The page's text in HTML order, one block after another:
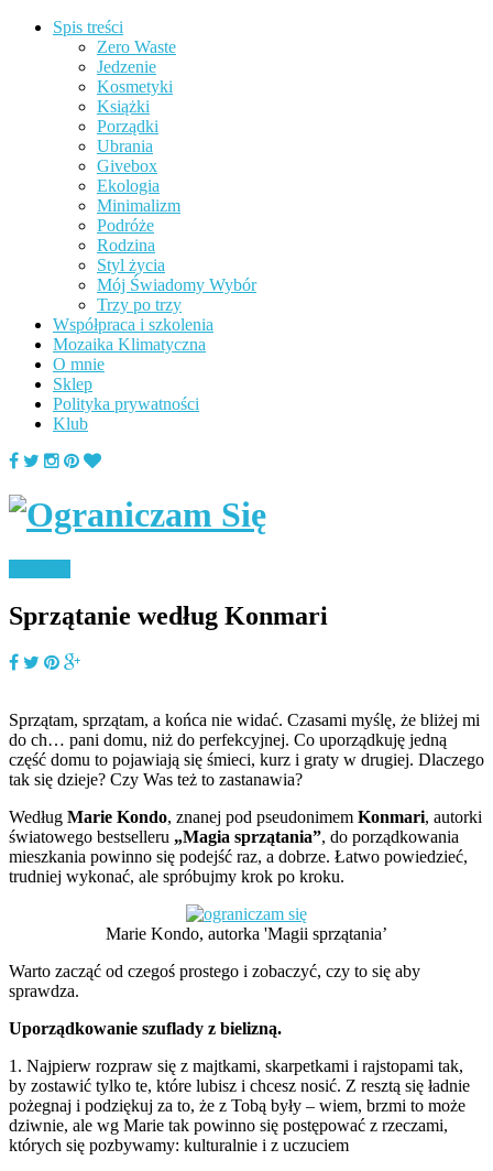
Spis treści
Zero Waste
Jedzenie
Kosmetyki
Książki
Porządki
Ubrania
Givebox
Ekologia
Minimalizm
Podróże
Rodzina
Styl życia
Mój Świadomy Wybór
Trzy po trzy
Współpraca i szkolenia
Mozaika Klimatyczna
O mnie
Sklep
Polityka prywatności
Klub
Sprzątanie według Konmari
Sprzątam, sprzątam, a końca nie widać. Czasami myślę, że bliżej mi
do ch… pani domu, niż do perfekcyjnej. Co uporządkuję jedną
część domu to pojawiają się śmieci, kurz i graty w drugiej. Dlaczego
tak się dzieje? Czy Was też to zastanawia?
Według Marie Kondo, znanej pod pseudonimem Konmari, autorki
światowego bestselleru „Magia sprzątania”, do porządkowania
mieszkania powinno się podejść raz, a dobrze. Łatwo powiedzieć,
trudniej wykonać, ale spróbujmy krok po kroku.
Marie Kondo, autorka 'Magii sprzątania’
Warto zacząć od czegoś prostego i zobaczyć, czy to się aby
sprawdza.
Uporządkowanie szuflady z bielizną.
1. Najpierw rozpraw się z majtkami, skarpetkami i rajstopami tak,
by zostawić tylko te, które lubisz i chcesz nosić. Z resztą się ładnie
pożegnaj i podziękuj za to, że z Tobą były – wiem, brzmi to może
dziwnie, ale wg Marie tak powinno się postępować z rzeczami,
których się pozbywamy: kulturalnie i z uczuciem